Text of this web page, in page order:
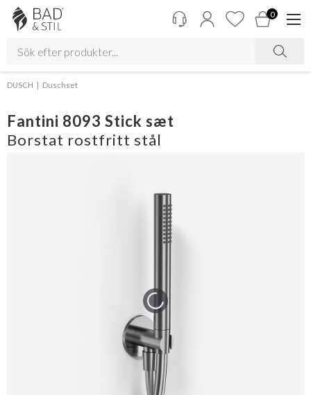
0
DUSCH Duschset
Fantini 8093 Stick sæt
Borstat rostfritt stål